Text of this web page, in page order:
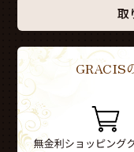
取
GRACIS